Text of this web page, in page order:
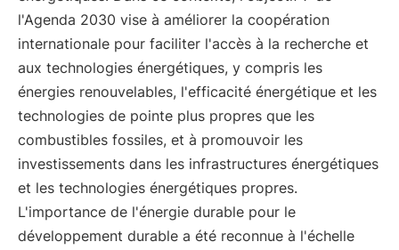
l'Agenda 2030 vise à améliorer la coopération
internationale pour faciliter l'accès à la recherche et
aux technologies énergétiques, y compris les
énergies renouvelables, l'efficacité énergétique et les
technologies de pointe plus propres que les
combustibles fossiles, et à promouvoir les
investissements dans les infrastructures énergétiques
et les technologies énergétiques propres.
L'importance de l'énergie durable pour le
développement durable a été reconnue à l'échelle